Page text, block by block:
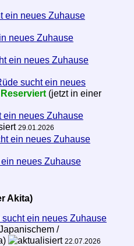
ein neues Zuhause
neues Zuhause
ein neues Zuhause
sucht ein neues
Reserviert (jetzt in einer
ein neues Zuhause
29.01.2026
ein neues Zuhause
neues Zuhause
Akita)
sucht ein neues Zuhause
/
22.07.2026